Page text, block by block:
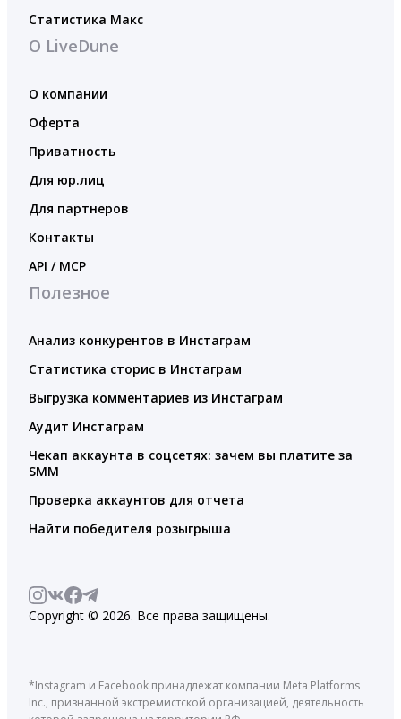
Статистика Макс
О LiveDune
О компании
Оферта
Приватность
Для юр.лиц
Для партнеров
Контакты
API / MCP
Полезное
Анализ конкурентов в Инстаграм
Статистика сторис в Инстаграм
Выгрузка комментариев из Инстаграм
Аудит Инстаграм
Чекап аккаунта в соцсетях: зачем вы платите за
SMM
Проверка аккаунтов для отчета
Найти победителя розыгрыша
Copyright © 2026. Все права защищены.
*Instagram и Facebook принадлежат компании Meta Platforms
Inc., признанной экстремистской организацией, деятельность